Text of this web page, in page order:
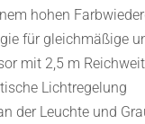
hohen
für gleichmäßige
mit 2,5 m
Lichtregelung
der Leuchte und